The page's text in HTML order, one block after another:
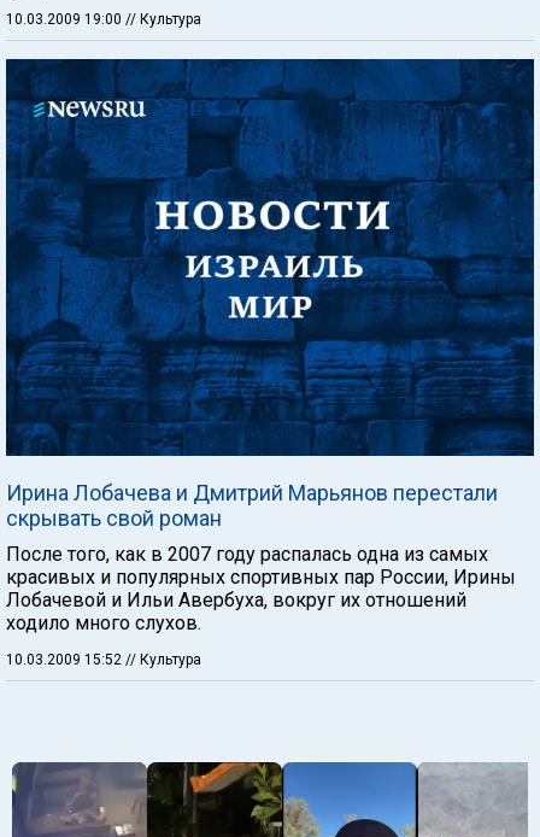
10.03.2009 19:00 // Культура
Ирина Лобачева и Дмитрий Марьянов перестали
скрывать свой роман
После того, как в 2007 году распалась одна из самых
красивых и популярных спортивных пар России, Ирины
Лобачевой и Ильи Авербуха, вокруг их отношений
ходило много слухов.
10.03.2009 15:52 // Культура